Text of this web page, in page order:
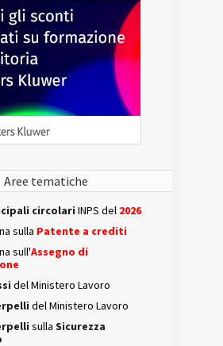
Aree tematiche
circolari INPS del 2026
sulla Patente a crediti
sull'Assegno di
del Ministero Lavoro
del Ministero Lavoro
sulla Sicurezza